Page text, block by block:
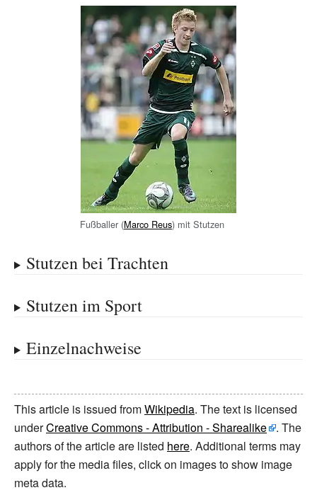
Fußballer (Marco Reus) mit Stutzen
Stutzen bei Trachten
Stutzen im Sport
Einzelnachweise
This article is issued fromWikipedia. The text is licensed
underCreative Commons - Attribution - Sharealike
. The
authors of the article are listed here. Additional terms may
apply for the media files, click on images to show image
meta data.